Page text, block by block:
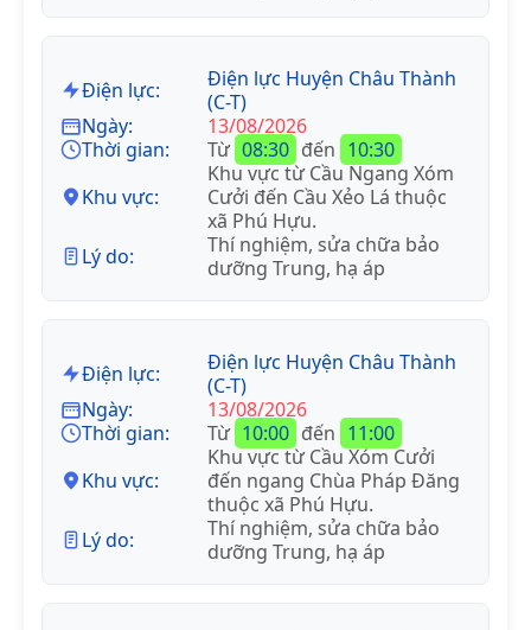
Điện lực:
Điện lực Huyện Châu Thành
(C-T)
Ngày:
13/08/2026
Thời gian:
Từ 08:30 đến 10:30
Khu vực:
Khu vực từ Cầu Ngang Xóm
Cưởi đến Cầu Xẻo Lá thuộc
xã Phú Hựu.
Lý do:
Thí nghiệm, sửa chữa bảo
dưỡng Trung, hạ áp
Điện lực:
Điện lực Huyện Châu Thành
(C-T)
Ngày:
13/08/2026
Thời gian:
Từ 10:00 đến 11:00
Khu vực:
Khu vực từ Cầu Xóm Cưởi
đến ngang Chùa Pháp Đăng
thuộc xã Phú Hựu.
Lý do:
Thí nghiệm, sửa chữa bảo
dưỡng Trung, hạ áp